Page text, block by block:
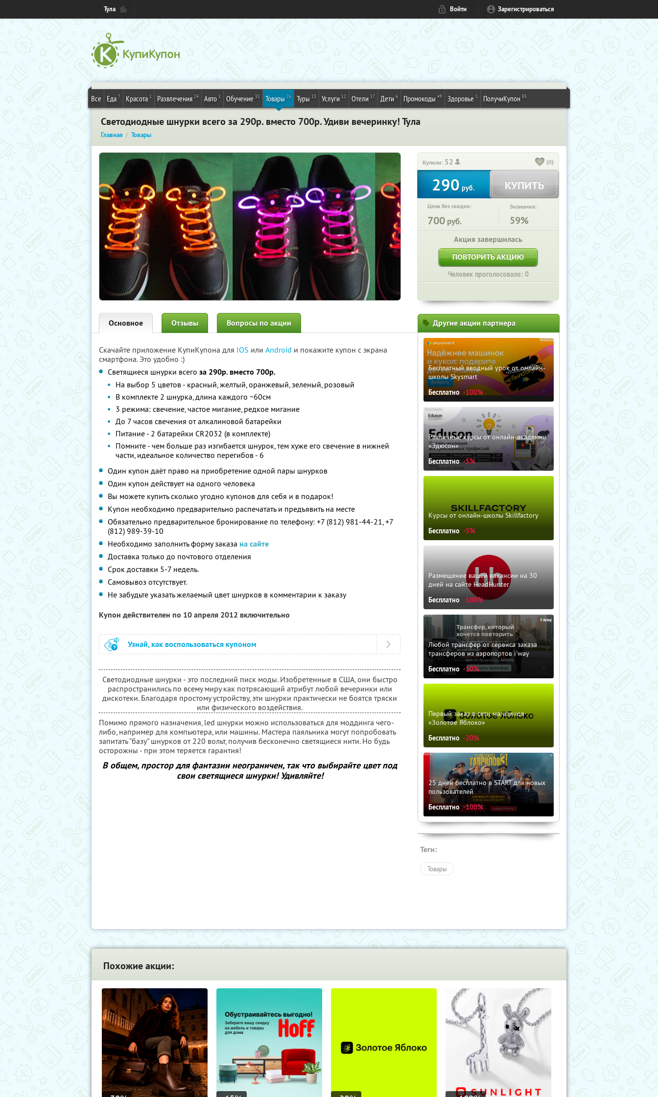
Тула Войти Зарегистрироваться
Все Еда 7 Красота 1 Развлечения 24 Авто 1 Обучение 31 Товары 26 Туры 13 Услуги 12 Отели 17 Дети 6 Промокоды 49 Здоровье 1 ПолучиКупон 85
Светодиодные шнурки всего за 290р. вместо 700р. Удиви вечеринку! Тула
Главная Товары
Купили: 52 (0)
290 руб. КУПИТЬ
Цена без скидки:
700 руб.
Экономия:
59%
Акция завершилась
ПОВТОРИТЬ АКЦИЮ
Человек проголосовало: 0
Основное Отзывы Вопросы по акции
Скачайте приложение КупиКупона для IOS или Android и покажите купон с экрана
смартфона. Это удобно :)
Светящиеся шнурки всего за 290р. вместо 700р.
На выбор 5 цветов - красный, желтый, оранжевый, зеленый, розовый
В комплекте 2 шнурка, длина каждого ~60см
3 режима: свечение, частое мигание, редкое мигание
До 7 часов свечения от алкалиновой батарейки
Питание - 2 батарейки CR2032 (в комплекте)
Помните - чем больше раз изгибается шнурок, тем хуже его свечение в нижней
части, идеальное количество перегибов - 6
Один купон даёт право на приобретение одной пары шнурков
Один купон действует на одного человека
Вы можете купить сколько угодно купонов для себя и в подарок!
Купон необходимо предварительно распечатать и предъявить на месте
Обязательно предварительное бронирование по телефону: +7 (812) 981-44-21, +7
(812) 989-39-10
Необходимо заполнить форму заказа на сайте
Доставка только до почтового отделения
Срок доставки 5-7 недель.
Самовывоз отсутствует.
Не забудьте указать желаемый цвет шнурков в комментарии к заказу
Купон действителен по 10 апреля 2012 включительно
Узнай, как воспользоваться купоном
Светодиодные шнурки - это последний писк моды. Изобретенные в США, они быстро
распространились по всему миру как потрясающий атрибут любой вечеринки или
дискотеки. Благодаря простому устройству, эти шнурки практически не боятся тряски
или физического воздействия.
Помимо прямого назначения, led шнурки можно использоваться для моддинга чего-
либо, например для компьютера, или машины. Мастера паяльника могут попробовать
запитать “базу” шнурков от 220 вольт, получив бесконечно светящиеся нити. Но будь
осторожны - при этом теряется гарантия!
В общем, простор для фантазии неограничен, так что выбирайте цвет под
свои светящиеся шнурки! Удивляйте!
Другие акции партнера
Бесплатный вводный урок от онлайн-
школы Skysmart
Бесплатно -100%
Различные курсы от онлайн-академии
«Эдюсон»
Бесплатно -5%
Курсы от онлайн-школы Skillfactory
Бесплатно -5%
Размещение вашей вакансии на 30
дней на сайте HeadHunter
Бесплатно -100%
Любой трансфер от сервиса заказа
трансферов из аэропортов i'way
Бесплатно -10%
Первый заказ в сети магазинов
«Золотое Яблоко»
Бесплатно -20%
25 дней бесплатно в START для новых
пользователей
Бесплатно -100%
Теги:
Товары
Похожие акции: